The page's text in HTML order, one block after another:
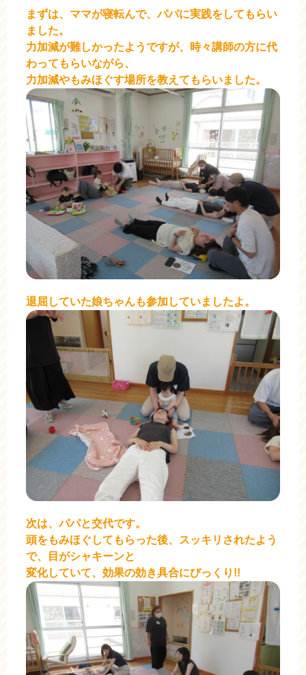
まずは、ママが寝転んで、パパに実践をしてもらい
ました。
力加減が難しかったようですが、時々講師の方に代
わってもらいながら、
力加減やもみほぐす場所を教えてもらいました。
退屈していた娘ちゃんも参加していましたよ。
次は、パパと交代です。
頭をもみほぐしてもらった後、スッキリされたよう
で、目がシャキーンと
変化していて、効果の効き具合にびっくり!!